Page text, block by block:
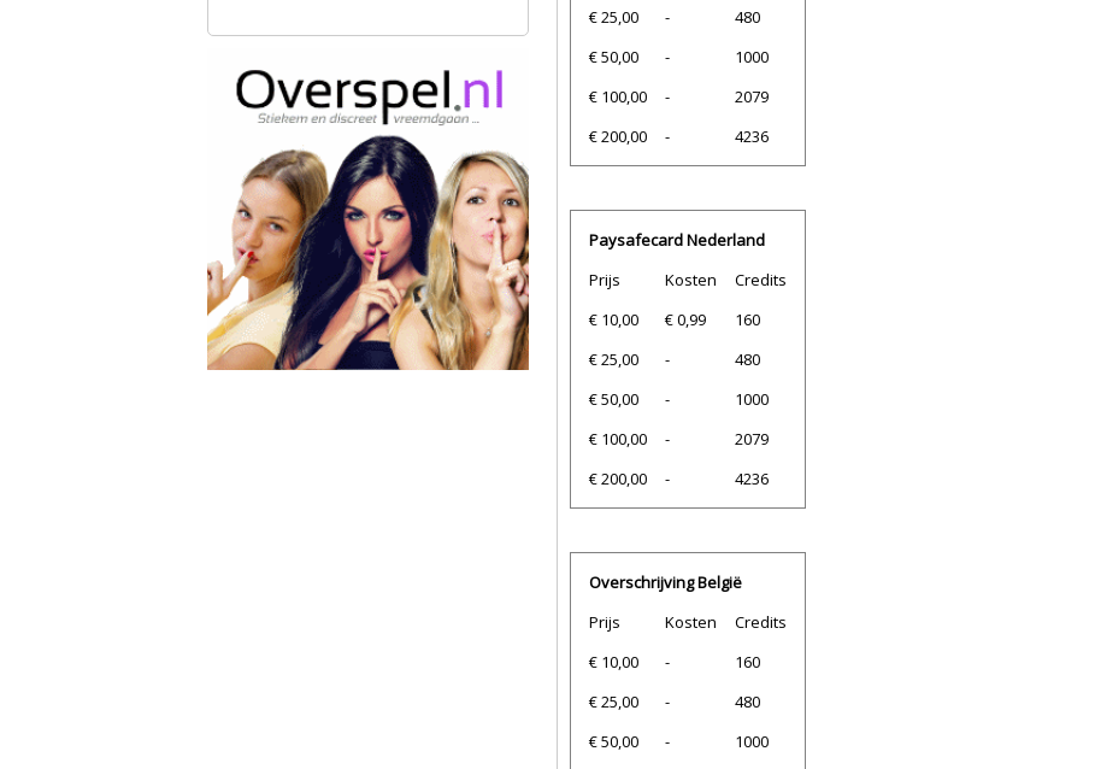
€ 25,00
-
480
€ 50,00
-
1000
€ 100,00
-
2079
€ 200,00
- 4236
Paysafecard Nederland
Prijs
Kosten
Credits
€ 10,00
€ 0,99
160
€ 25,00
-
480
€ 50,00
-
1000
€ 100,00
-
2079
€ 200,00
- 4236
Overschrijving België
Prijs
Kosten
Credits
€ 10,00
-
160
€ 25,00
-
480
€ 50,00
-
1000